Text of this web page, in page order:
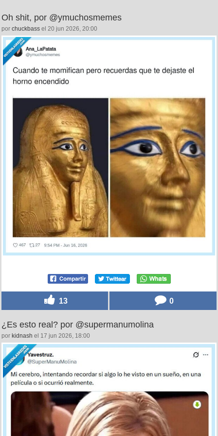
Oh shit, por @ymuchosmemes
por chuckbass el 20 jun 2026, 20:00
13 0
¿Es esto real? por @supermanumolina
por kidnash el 17 jun 2026, 18:00